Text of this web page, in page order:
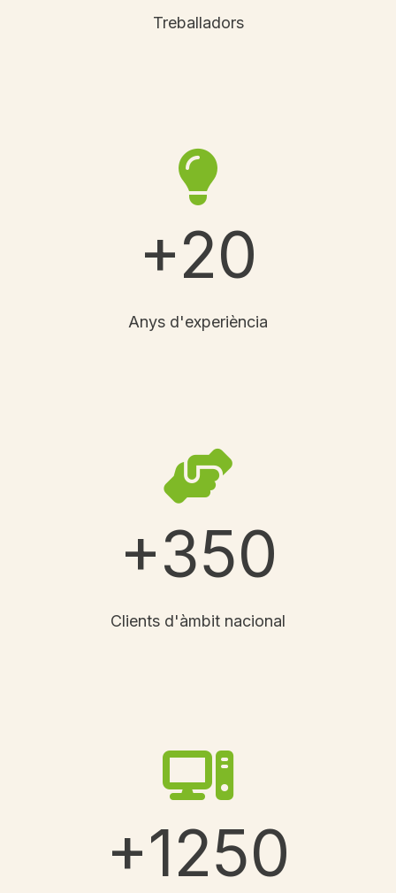
Treballadors
+20
Anys d'experiència
+350
Clients d'àmbit nacional
+1250